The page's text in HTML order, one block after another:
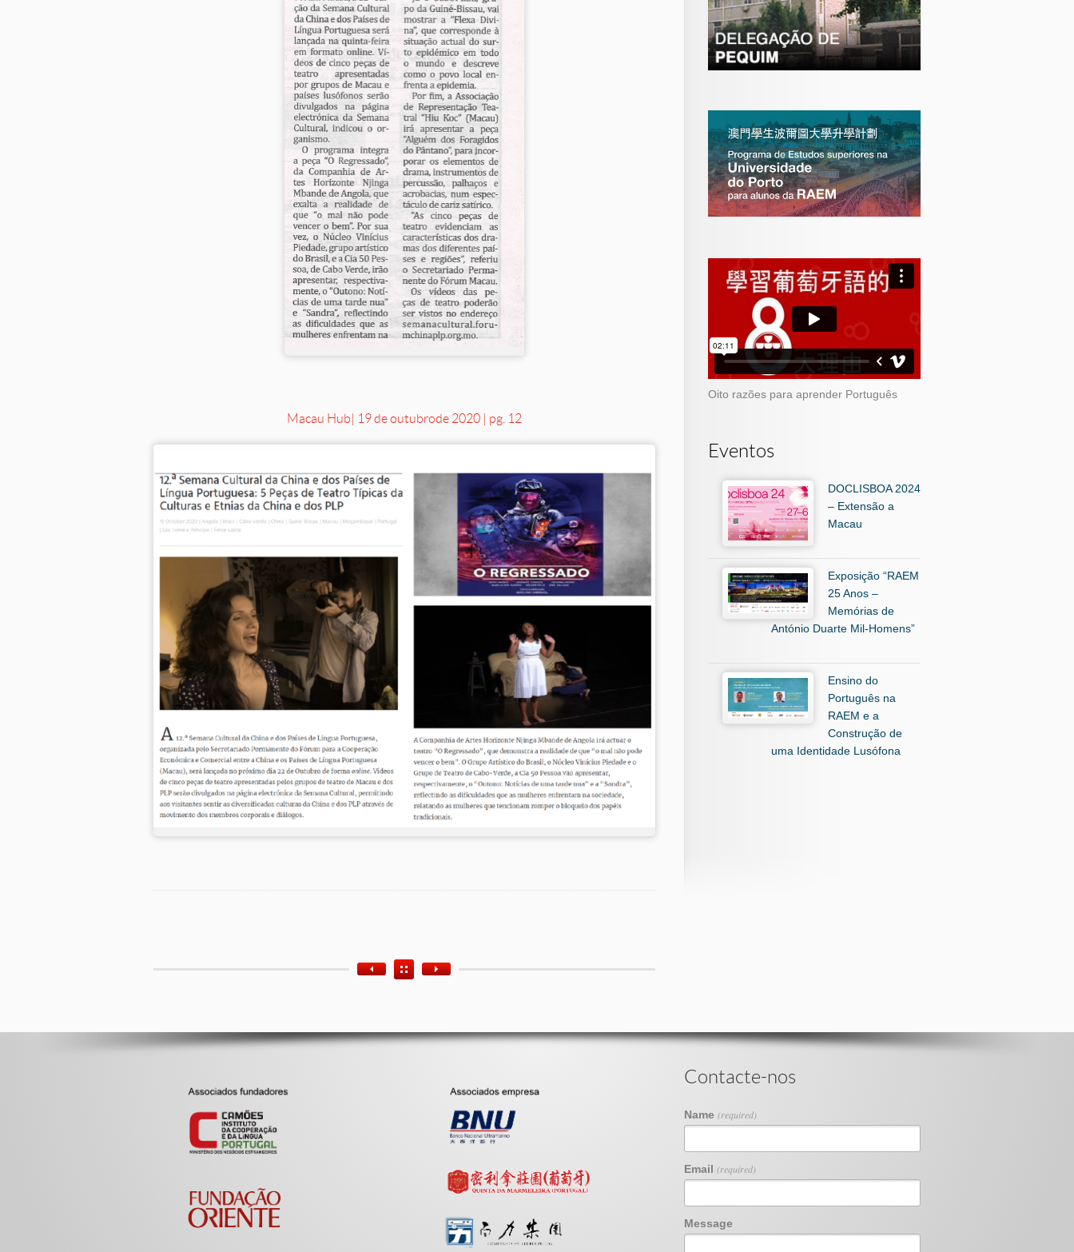
Macau Hub| 19 de outubrode 2020 | pg. 12
Oito razões para aprender Português
Eventos
DOCLISBOA 2024
– Extensão a
Macau
Exposição “RAEM
25 Anos –
Memórias de
António Duarte Mil-Homens”
Ensino do
Português na
RAEM e a
Construção de
uma Identidade Lusófona
Contacte-nos
Name (required)
Email (required)
Message